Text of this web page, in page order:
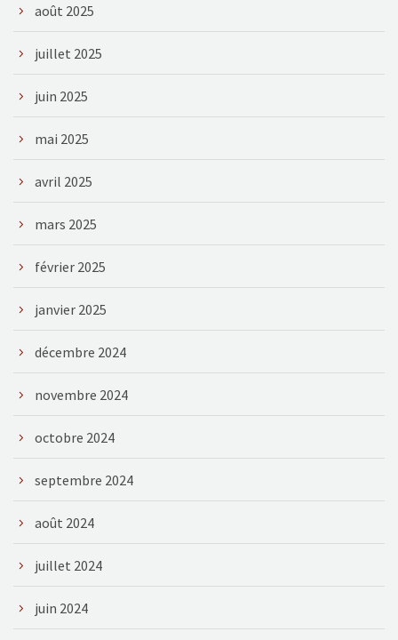
août 2025
juillet 2025
juin 2025
mai 2025
avril 2025
mars 2025
février 2025
janvier 2025
décembre 2024
novembre 2024
octobre 2024
septembre 2024
août 2024
juillet 2024
juin 2024